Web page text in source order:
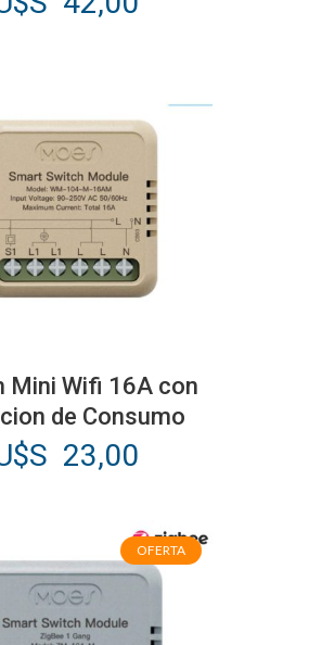
Mini Wifi 16A con
de Consumo
23,00
OFERTA